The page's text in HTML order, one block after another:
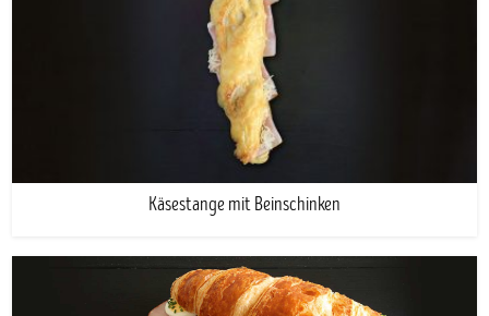
Käsestange mit Beinschinken